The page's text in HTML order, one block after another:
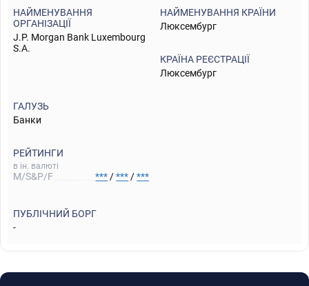
НАЙМЕНУВАННЯ
ОРГАНІЗАЦІЇ
J.P. Morgan Bank Luxembourg
S.A.
НАЙМЕНУВАННЯ КРАЇНИ
Люксембург
КРАЇНА РЕЄСТРАЦІЇ
Люксембург
ГАЛУЗЬ
Банки
РЕЙТИНГИ
в ін. валюті
M/S&P/F *** /*** /***
ПУБЛІЧНИЙ БОРГ
-